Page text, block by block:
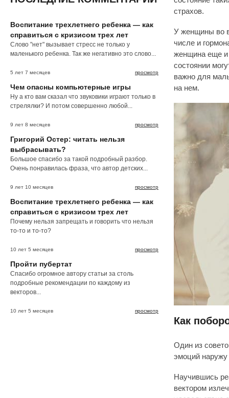
Воспитание трехлетнего ребенка — как
справиться с кризисом трех лет
Слово "нет" вызывает стресс не только у
маленького ребенка. Так же негативно это слово...
просмотр
5 лет 7 месяцев
Чем опасны компьютерные игры
Ну а кто вам сказал что звуковики играют только в
стрелялки? И потом совершенно любой...
просмотр
9 лет 8 месяцев
Григорий Остер: читать нельзя
выбрасывать?
Большое спасибо за такой подробный разбор.
Очень понравилась фраза, что автор детских...
просмотр
9 лет 10 месяцев
Воспитание трехлетнего ребенка — как
справиться с кризисом трех лет
Почему нельзя запрещать и говорить что нельзя
то-то и то-то?
просмотр
10 лет 5 месяцев
Пройти пубертат
Спасибо огромное автору статьи за столь
подробные рекомендации по каждому из
векторов...
просмотр
10 лет 5 месяцев
страхов.
У женщины во
числе и
женщина еще и
состоянии
важно для
на нем.
Как
Один из
эмоций наружу
Научившись
вектором